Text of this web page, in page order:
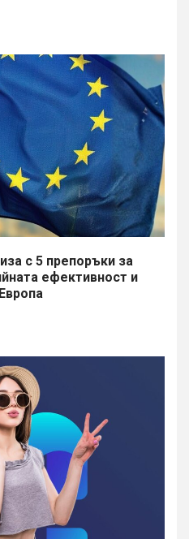
с 5 препоръки за
ефективност и